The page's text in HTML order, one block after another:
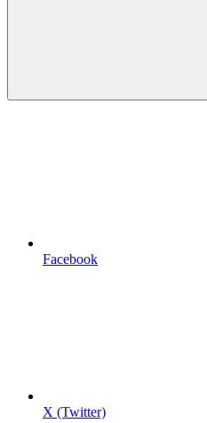
Facebook
X (Twitter)